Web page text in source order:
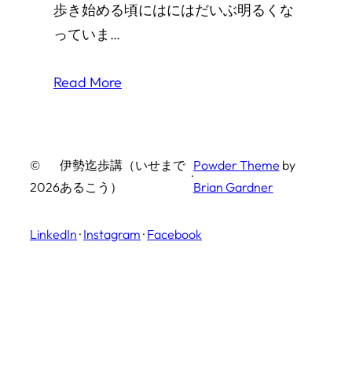
歩き始める頃にはにはだいぶ明るくな
っていま…
Read More
©
2026
伊勢迄歩講（いせまで
あるこう）
·
Powder Theme by
Brian Gardner
LinkedIn · Instagram · Facebook